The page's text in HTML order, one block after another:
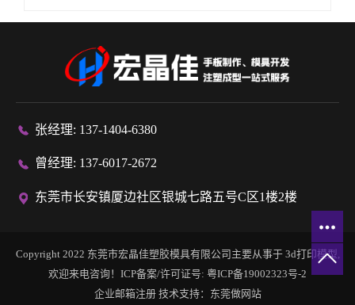
张经理: 137-1404-6380
曾经理: 137-6017-2672
东莞市长安镇厦边社区银城七路五号C区1楼2楼
Copyright 2022 东莞市宏晶佳塑胶模具有限公司主要从事于 3d打印模型,
欢迎来电咨询！ICP备案/许可证号: 粤ICP备19002323号-2
企业邮箱注册技术支持： 东莞做网站